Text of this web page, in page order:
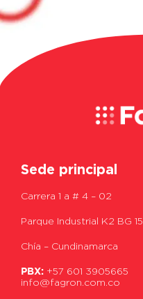
Sede principal
Carrera 1 a # 4 – 02
Parque Industrial K2 BG 15
Chía – Cundinamarca
PBX: +57 601 3905665
info@fagron.com.co